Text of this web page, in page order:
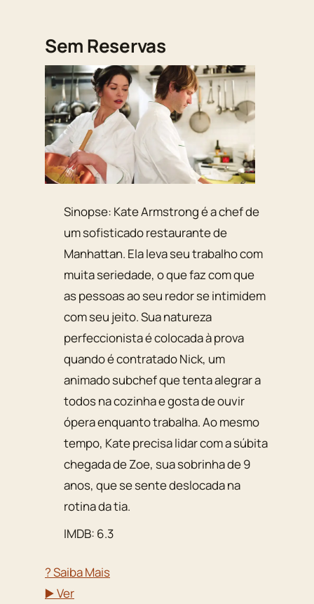
Sem Reservas
Sinopse: Kate Armstrong é a chef de
um sofisticado restaurante de
Manhattan. Ela leva seu trabalho com
muita seriedade, o que faz com que
as pessoas ao seu redor se intimidem
com seu jeito. Sua natureza
perfeccionista é colocada à prova
quando é contratado Nick, um
animado subchef que tenta alegrar a
todos na cozinha e gosta de ouvir
ópera enquanto trabalha. Ao mesmo
tempo, Kate precisa lidar com a súbita
chegada de Zoe, sua sobrinha de 9
anos, que se sente deslocada na
rotina da tia.
IMDB: 6.3
? Saiba Mais
▶️ Ver